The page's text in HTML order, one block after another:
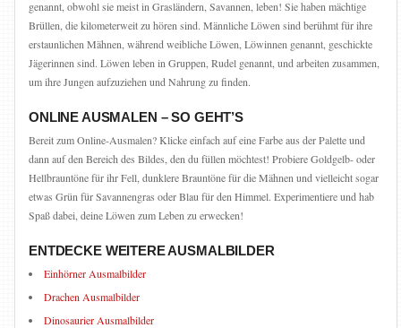
genannt, obwohl sie meist in Grasländern, Savannen, leben! Sie haben mächtige
Brüllen, die kilometerweit zu hören sind. Männliche Löwen sind berühmt für ihre
erstaunlichen Mähnen, während weibliche Löwen, Löwinnen genannt, geschickte
Jägerinnen sind. Löwen leben in Gruppen, Rudel genannt, und arbeiten zusammen,
um ihre Jungen aufzuziehen und Nahrung zu finden.
ONLINE AUSMALEN – SO GEHT’S
Bereit zum Online-Ausmalen? Klicke einfach auf eine Farbe aus der Palette und
dann auf den Bereich des Bildes, den du füllen möchtest! Probiere Goldgelb- oder
Hellbrauntöne für ihr Fell, dunklere Brauntöne für die Mähnen und vielleicht sogar
etwas Grün für Savannengras oder Blau für den Himmel. Experimentiere und hab
Spaß dabei, deine Löwen zum Leben zu erwecken!
ENTDECKE WEITERE AUSMALBILDER
Einhörner Ausmalbilder
Drachen Ausmalbilder
Dinosaurier Ausmalbilder